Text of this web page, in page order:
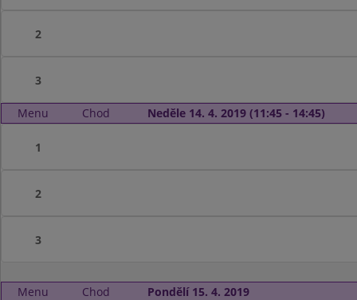
2
3
Menu Chod Neděle 14. 4. 2019 (11:45 - 14:45)
1
2
3
Menu Chod
Pondělí 15. 4. 2019